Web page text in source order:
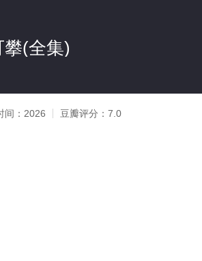
(全集)
间： 2026 豆瓣评分： 7.0